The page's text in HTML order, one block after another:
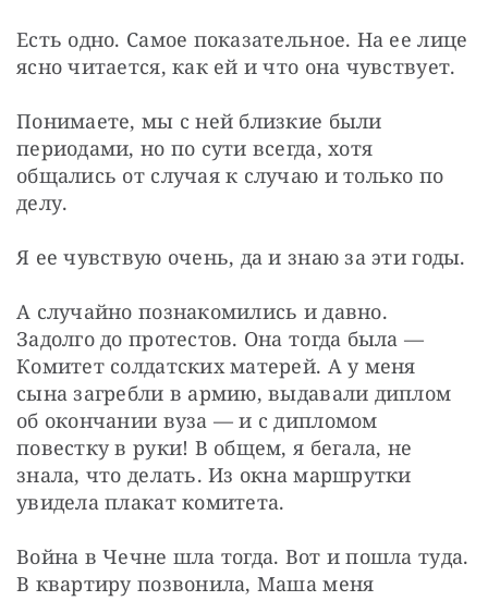
Есть одно. Самое показательное. На ее лице
ясно читается, как ей и что она чувствует.
Понимаете, мы с ней близкие были
периодами, но по сути всегда, хотя
общались от случая к случаю и только по
делу.
Я ее чувствую очень, да и знаю за эти годы.
А случайно познакомились и давно.
Задолго до протестов. Она тогда была —
Комитет солдатских матерей. А у меня
сына загребли в армию, выдавали диплом
об окончании вуза — и с дипломом
повестку в руки! В общем, я бегала, не
знала, что делать. Из окна маршрутки
увидела плакат комитета.
Война в Чечне шла тогда. Вот и пошла туда.
В квартиру позвонила, Маша меня